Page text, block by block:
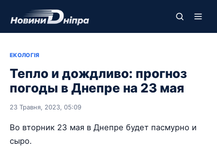
ЕКОЛОГІЯ
Тепло и дождливо: прогноз
погоды в Днепре на 23 мая
23 Травня, 2023, 05:09
Во вторник 23 мая в Днепре будет пасмурно и
сыро.